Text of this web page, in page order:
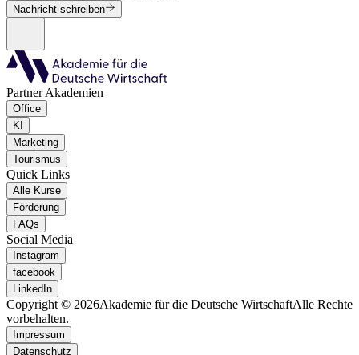
Nachricht schreiben
Partner Akademien
Office
KI
Marketing
Tourismus
Quick Links
Alle Kurse
Förderung
FAQs
Social Media
Instagram
facebook
LinkedIn
Copyright © 2026Akademie für die Deutsche WirtschaftAlle Rechte
vorbehalten.
Impressum
Datenschutz